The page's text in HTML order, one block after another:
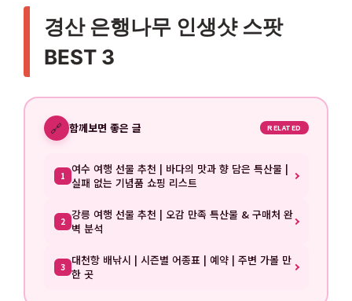
경산 은행나무 인생샷 스팟
BEST 3
🔗 함께보면 좋은 글 RELATED
1 여수 여행 선물 추천 | 바다의 맛과 향 담은 특산물 |
실패 없는 기념품 쇼핑 리스트
2 강릉 여행 선물 추천 | 오감 만족 특산물 & 구매처 완
벽 분석
3 대천항 배낚시 | 시즌별 어종표 | 예약 | 주변 가볼 만
한 곳